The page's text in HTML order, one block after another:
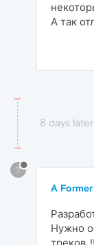
А так
8 days later
?
A
Нужно
треков..!!